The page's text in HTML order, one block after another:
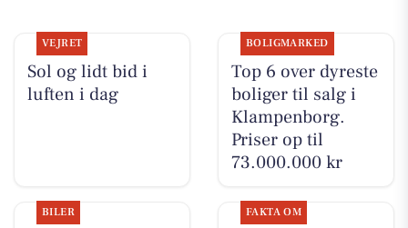
VEJRET
Sol og lidt bid i
luften i dag
BOLIGMARKED
Top 6 over dyreste
boliger til salg i
Klampenborg.
Priser op til
73.000.000 kr
BILER FAKTA OM